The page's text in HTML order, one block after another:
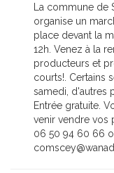
La commune de
organise un
place devant la
12h. Venez à la
producteurs et
courts!. Certains
samedi, d'autres
Entrée gratuite.
venir vendre vos
06 50 94 60 66